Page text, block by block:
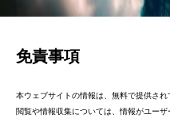
免責事項
本ウェブサイトの情報は、無料で提供さ
閲覧や情報収集については、情報がユー